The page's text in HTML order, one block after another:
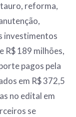
reforma,
investimentos
R$ 189 milhões,
pagos pela
em R$ 372,5
no edital em
se